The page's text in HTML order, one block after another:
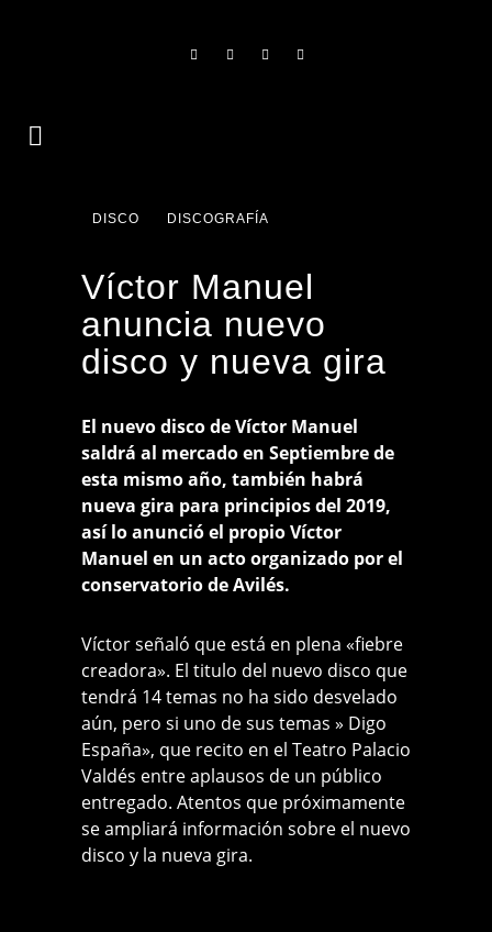
DISCO DISCOGRAFÍA
Víctor Manuel
anuncia nuevo
disco y nueva gira
El nuevo disco de Víctor Manuel
saldrá al mercado en Septiembre de
esta mismo año, también habrá
nueva gira para principios del 2019,
así lo anunció el propio Víctor
Manuel en un acto organizado por el
conservatorio de Avilés.
Víctor señaló que está en plena «fiebre
creadora». El titulo del nuevo disco que
tendrá 14 temas no ha sido desvelado
aún, pero si uno de sus temas » Digo
España», que recito en el Teatro Palacio
Valdés entre aplausos de un público
entregado. Atentos que próximamente
se ampliará información sobre el nuevo
disco y la nueva gira.